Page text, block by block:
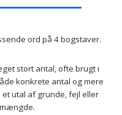
ord på 4 bogstaver.
stort antal, ofte brugt i
konkrete antal og mere
utal af grunde, fejl eller